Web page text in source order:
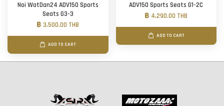
Noi WatDan24 ADV150 Sports
Seats G3-3
฿ 3,500.00 THB
ADD TO CART
ADV150 Sports Seats G1-2C
฿ 4,290.00 THB
ADD TO CART